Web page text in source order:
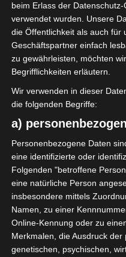
Es werden in
gespielt, Blei
geöffnet,
Das
ein
beim Erlass der
verwendet wurden. Unsere
die Öffentlichkeit als auch für
Geschäftspartner einfach
zu gewährleisten, möchten
Begrifflichkeiten erläutern.
Wir verwenden in dieser
die folgenden Begriffe:
a)
Personenbezogene Daten
eine identifizierte oder
Folgenden "betroffene
eine natürliche Person
insbesondere mittels
Namen, zu einer
Online-Kennung oder zu
Merkmalen, die Ausdruck
genetischen, psychischen,